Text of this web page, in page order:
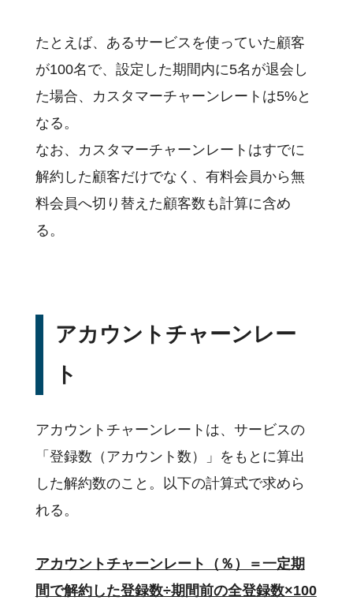
イベント
主な機能
サポート
企業様活用事例
お役立ち資料
セミナー・イベント
たとえば、あるサービスを使っていた顧客
が100名で、設定した期間内に5名が退会し
た場合、カスタマーチャーンレートは5%と
なる。
なお、カスタマーチャーンレートはすでに
解約した顧客だけでなく、有料会員から無
料会員へ切り替えた顧客数も計算に含め
る。
アカウントチャーンレー
ト
アカウントチャーンレートは、サービスの
「登録数（アカウント数）」をもとに算出
した解約数のこと。以下の計算式で求めら
れる。
アカウントチャーンレート（％）＝一定期
間で解約した登録数÷期間前の全登録数×100